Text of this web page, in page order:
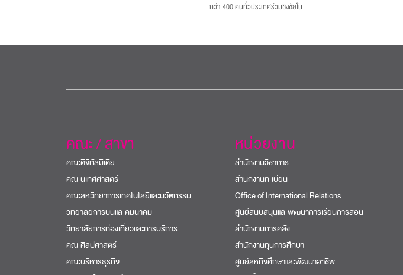
กว่า 400 คนทั่วประเทศร่วมชิงชัยใน
คณะ / สาขา
คณะดิจิทัลมีเดีย
คณะนิเทศศาสตร์
คณะสหวิทยาการเทคโนโลยีและนวัตกรรม
วิทยาลัยการบินและคมนาคม
วิทยาลัยการท่องเที่ยวและการบริการ
คณะศิลปศาสตร์
คณะบริหารธุรกิจ
หน่วยงาน
สำนักงานวิชาการ
สำนักงานทะเบียน
Office of International Relations
ศูนย์สนับสนุนและพัฒนาการเรียนการสอน
สำนักงานการคลัง
สำนักงานทุนการศึกษา
ศูนย์สหกิจศึกษาและพัฒนาอาชีพ